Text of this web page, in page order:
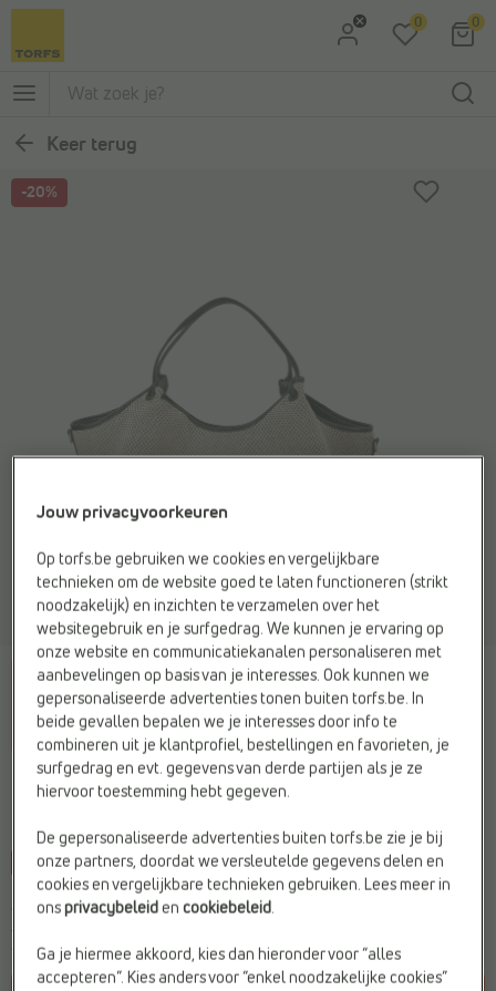
Ga naar Hoofdmenu
0 0
Keer terug
-20%
MARCO TOZZI
-20%
Je bespaart€ 13,99
€ 69,95
Vorige laagste prijs: € 55,96
Jouw privacyvoorkeuren
Op torfs.be gebruiken we cookies en vergelijkbare
technieken om de website goed te laten functioneren (strikt
noodzakelijk) en inzichten te verzamelen over het
websitegebruik en je surfgedrag. We kunnen je ervaring op
onze website en communicatiekanalen personaliseren met
aanbevelingen op basis van je interesses. Ook kunnen we
gepersonaliseerde advertenties tonen buiten torfs.be. In
beide gevallen bepalen we je interesses door info te
combineren uit je klantprofiel, bestellingen en favorieten, je
surfgedrag en evt. gegevens van derde partijen als je ze
hiervoor toestemming hebt gegeven.
De gepersonaliseerde advertenties buiten torfs.be zie je bij
onze partners, doordat we versleutelde gegevens delen en
cookies en vergelijkbare technieken gebruiken. Lees meer in
ons privacybeleid encookiebeleid.
Ga je hiermee akkoord, kies dan hieronder voor “alles
accepteren”. Kies anders voor “enkel noodzakelijke cookies”